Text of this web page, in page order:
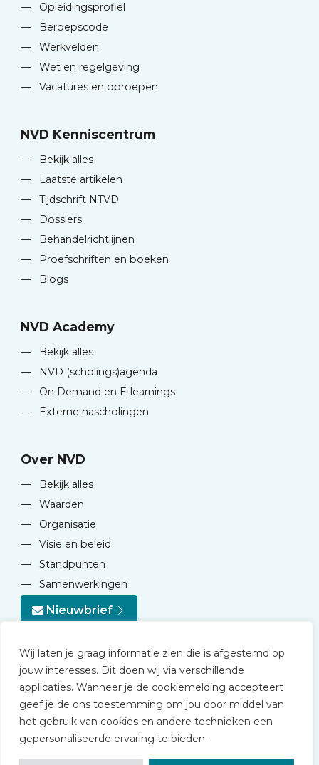
Wij laten je graag informatie zien die is afgestemd op
jouw interesses. Dit doen wij via verschillende
applicaties. Wanneer je de cookiemelding accepteert
geef je de ons toestemming om jou door middel van
het gebruik van cookies en andere technieken een
gepersonaliseerde ervaring te bieden.
—
Opleidingsprofiel
—
Beroepscode
—
Werkvelden
—
Wet en regelgeving
—
Vacatures en oproepen
NVD Kenniscentrum
—
Bekijk alles
—
Laatste artikelen
—
Tijdschrift NTVD
—
Dossiers
—
Behandelrichtlijnen
—
Proefschriften en boeken
—
Blogs
NVD Academy
—
Bekijk alles
—
NVD (scholings)agenda
—
On Demand en E-learnings
—
Externe nascholingen
Over NVD
—
Bekijk alles
—
Waarden
—
Organisatie
—
Visie en beleid
—
Standpunten
—
Samenwerkingen
Nieuwbrief
© 2026 NVD
Privacy statement
Disclaimer